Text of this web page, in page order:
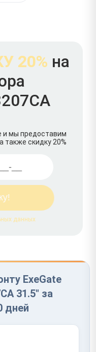
20% на
и мы предоставим
также скидку 20%
данных
ExeGate
31.5" за
дней